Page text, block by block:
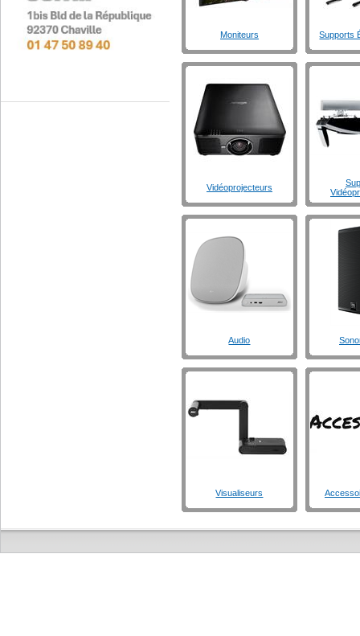
Moniteurs Supports
Vidéoprojecteurs
Audio
Visualiseurs